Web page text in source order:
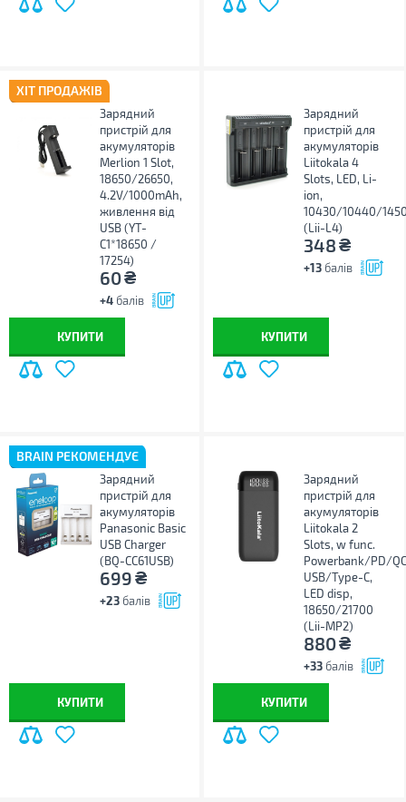
ХІТ ПРОДАЖІВ
Зарядний
пристрій для
акумуляторів
Merlion 1 Slot,
18650/26650,
4.2V/1000mAh,
живлення від
USB (YT-
C1*18650 /
17254)
60₴
+4 балів
КУПИТИ
Зарядний
пристрій для
акумуляторів
Liitokala 4
Slots, LED, Li-
ion,
10430/10440/
(Lii-L4)
348₴
+13 балів
КУПИТИ
BRAIN РЕКОМЕНДУЄ
Зарядний
пристрій для
акумуляторів
Panasonic Basic
USB Charger
(BQ-CC61USB)
699₴
+23 балів
КУПИТИ
Зарядний
пристрій для
акумуляторів
Liitokala 2
Slots, w func.
Powerbank/PD/
USB/Type-C,
LED disp,
18650/21700
(Lii-MP2)
880₴
+33 балів
КУПИТИ